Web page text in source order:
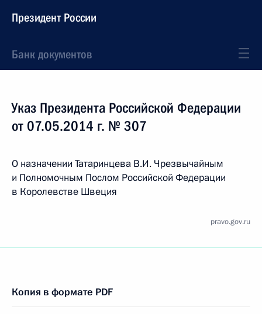
Президент России
Банк документов
Указ Президента Российской Федерации
от 07.05.2014 г. № 307
О назначении Татаринцева В.И. Чрезвычайным
и Полномочным Послом Российской Федерации
в Королевстве Швеция
pravo.gov.ru
Копия в формате PDF